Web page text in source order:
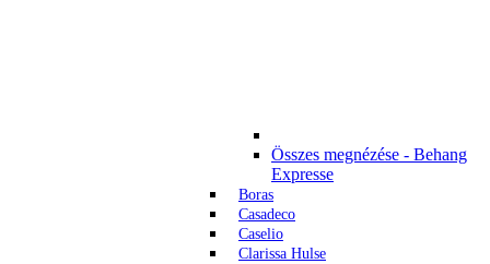
Összes megnézése - Behang
Expresse
Boras
Casadeco
Caselio
Clarissa Hulse